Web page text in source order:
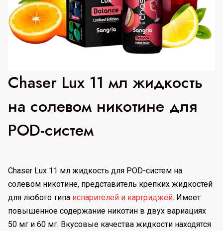
Chaser Lux 11 мл жидкость
на солевом никотине для
POD-систем
Chaser Lux 11 мл жидкость для POD-систем на
солевом никотине, представитель крепких жидкостей
для любого типа испарителей и картриджей. Имеет
повышенное содержание никотин в двух вариациях
50 мг и 60 мг. Вкусовые качества жидкости находятся